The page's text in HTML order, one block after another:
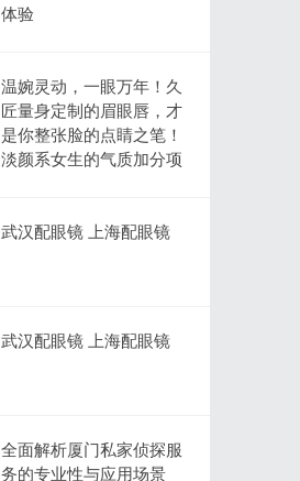
体验
温婉灵动，一眼万年！久
匠量身定制的眉眼唇，才
是你整张脸的点睛之笔！
淡颜系女生的气质加分项
武汉配眼镜 上海配眼镜
武汉配眼镜 上海配眼镜
全面解析厦门私家侦探服
务的专业性与应用场景